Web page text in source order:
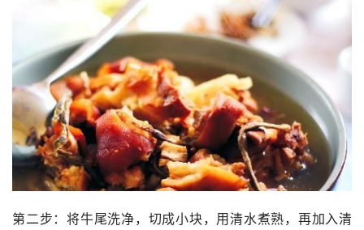
第二步：将牛尾洗净，切成小块，用清水煮熟，再加入清